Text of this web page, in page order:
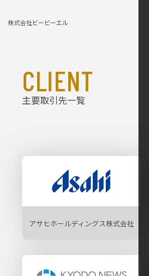
株式会社ビービーエル
CLIENT
主要取引先一覧
アサヒホールディングス株式会社